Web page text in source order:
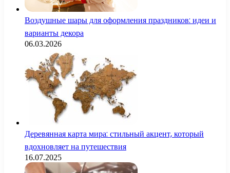
Воздушные шары для оформления праздников: идеи и
варианты декора
06.03.2026
Деревянная карта мира: стильный акцент, который
вдохновляет на путешествия
16.07.2025